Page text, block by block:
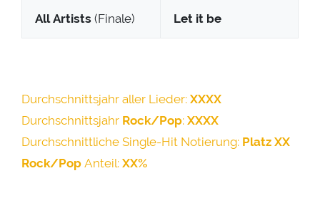
All Artists (Finale) Let it be
Durchschnittsjahr aller Lieder: XXXX
Durchschnittsjahr Rock/Pop: XXXX
Durchschnittliche Single-Hit Notierung: Platz XX
Rock/Pop Anteil: XX%